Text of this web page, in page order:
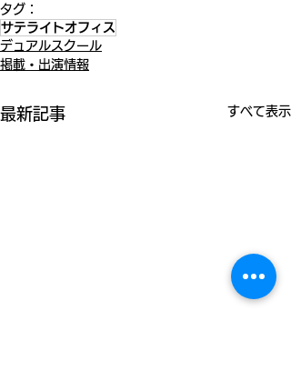
タグ：
サテライトオフィス
デュアルスクール
掲載・出演情報
最新記事 すべて表示